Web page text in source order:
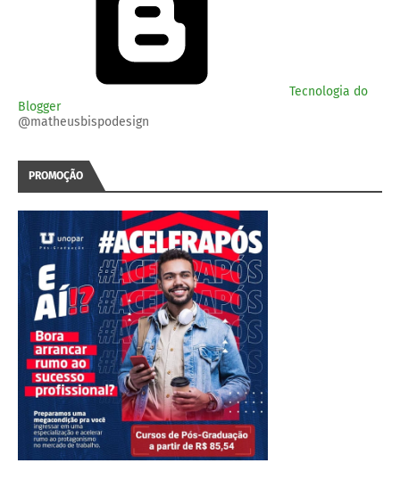
Tecnologia do
Blogger
@matheusbispodesign
PROMOÇÃO